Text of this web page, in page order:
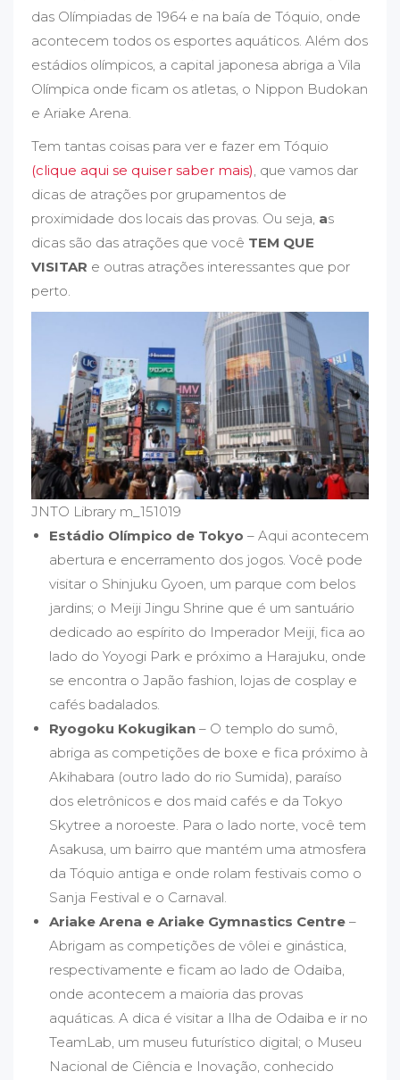
das Olímpiadas de 1964 e na baía de Tóquio, onde
acontecem todos os esportes aquáticos. Além dos
estádios olímpicos, a capital japonesa abriga a Vila
Olímpica onde ficam os atletas, o Nippon Budokan
e Ariake Arena.
Tem tantas coisas para ver e fazer em Tóquio
(clique aqui se quiser saber mais), que vamos dar
dicas de atrações por grupamentos de
proximidade dos locais das provas. Ou seja, as
dicas são das atrações que você TEM QUE
VISITAR e outras atrações interessantes que por
perto.
JNTO Library m_151019
Estádio Olímpico de Tokyo – Aqui acontecem
abertura e encerramento dos jogos. Você pode
visitar o Shinjuku Gyoen, um parque com belos
jardins; o Meiji Jingu Shrine que é um santuário
dedicado ao espírito do Imperador Meiji, fica ao
lado do Yoyogi Park e próximo a Harajuku, onde
se encontra o Japão fashion, lojas de cosplay e
cafés badalados.
Ryogoku Kokugikan – O templo do sumô,
abriga as competições de boxe e fica próximo à
Akihabara (outro lado do rio Sumida), paraíso
dos eletrônicos e dos maid cafés e da Tokyo
Skytree a noroeste. Para o lado norte, você tem
Asakusa, um bairro que mantém uma atmosfera
da Tóquio antiga e onde rolam festivais como o
Sanja Festival e o Carnaval.
Ariake Arena e Ariake Gymnastics Centre –
Abrigam as competições de vôlei e ginástica,
respectivamente e ficam ao lado de Odaiba,
onde acontecem a maioria das provas
aquáticas. A dica é visitar a Ilha de Odaiba e ir no
TeamLab, um museu futurístico digital; o Museu
Nacional de Ciência e Inovação, conhecido